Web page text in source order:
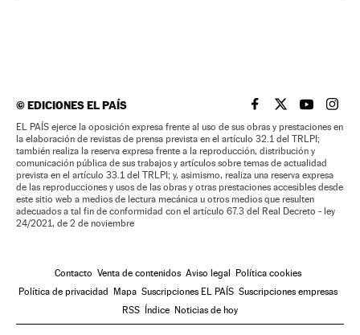
©EDICIONES EL PAÍS EL PAÍS BRASIL EN
EL PAÍSEL PAÍS
EL
EL PAÍS ejerce la oposición expresa frente al uso de sus obras y prestaciones en
la elaboración de revistas de prensa prevista en el artículo 32.1 del TRLPI;
también realiza la reserva expresa frente a la reproducción, distribución y
comunicación pública de sus trabajos y artículos sobre temas de actualidad
prevista en el artículo 33.1 del TRLPI; y, asimismo, realiza una reserva expresa
de las reproducciones y usos de las obras y otras prestaciones accesibles desde
este sitio web a medios de lectura mecánica u otros medios que resulten
adecuados a tal fin de conformidad con el artículo 67.3 del Real Decreto - ley
24/2021, de 2 de noviembre
Contacto Venta de contenidos Aviso legal
Política cookies
Política de privacidad
Mapa Suscripciones EL PAÍS Suscripciones empresas
RSS
Índice Noticias de hoy